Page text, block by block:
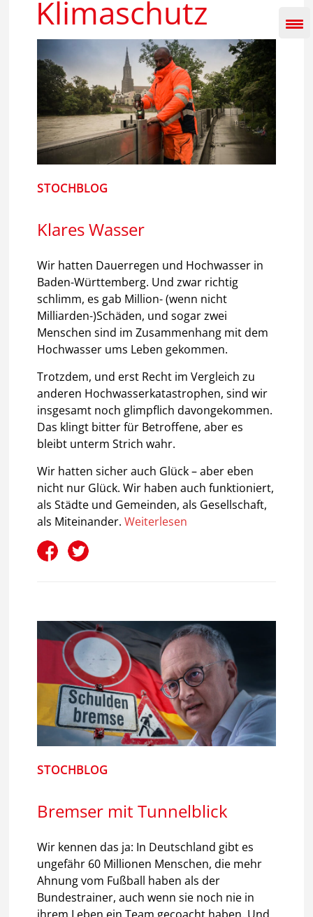
springenKlimaschutz
STOCHBLOG
Klares Wasser
Wir hatten Dauerregen und Hochwasser in
Baden-Württemberg. Und zwar richtig
schlimm, es gab Million- (wenn nicht
Milliarden-)Schäden, und sogar zwei
Menschen sind im Zusammenhang mit dem
Hochwasser ums Leben gekommen.
Trotzdem, und erst Recht im Vergleich zu
anderen Hochwasserkatastrophen, sind wir
insgesamt noch glimpflich davongekommen.
Das klingt bitter für Betroffene, aber es
bleibt unterm Strich wahr.
Wir hatten sicher auch Glück – aber eben
nicht nur Glück. Wir haben auch funktioniert,
als Städte und Gemeinden, als Gesellschaft,
als Miteinander.Weiterlesen
STOCHBLOG
Bremser mit Tunnelblick
Wir kennen das ja: In Deutschland gibt es
ungefähr 60 Millionen Menschen, die mehr
Ahnung vom Fußball haben als der
Bundestrainer, auch wenn sie noch nie in